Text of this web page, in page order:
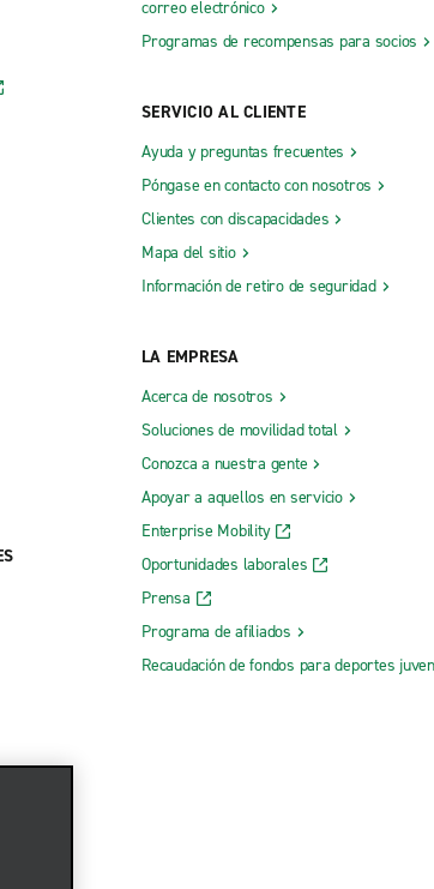
correo electrónico
Programas de recompensas para socios
SERVICIO AL CLIENTE
Ayuda y preguntas frecuentes
Póngase en contacto con nosotros
Clientes con discapacidades
Mapa del sitio
Información de retiro de seguridad
LA EMPRESA
Acerca de nosotros
Soluciones de movilidad total
Conozca a nuestra gente
Apoyar a aquellos en servicio
Enterprise Mobility
Oportunidades laborales
Prensa
Programa de afiliados
Recaudación de fondos para deportes